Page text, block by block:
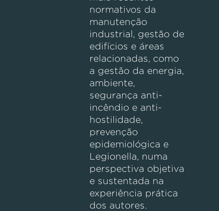
normativos da
manutenção
industrial, gestão de
edifícios e áreas
relacionadas, como
a gestão da energia,
ambiente,
segurança anti-
incêndio e anti-
hostilidade,
prevenção
epidemiológica e
Legionella, numa
perspectiva objetiva
e sustentada na
experiência prática
dos autores.